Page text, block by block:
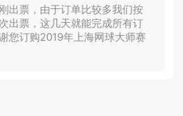
出票，由于订单比较多我们按
出票，这几天就能完成所有订
您订购2019年上海网球大师赛